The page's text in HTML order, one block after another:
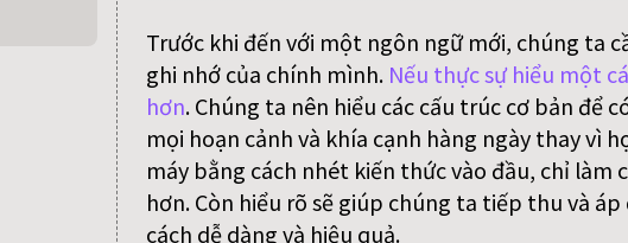
Trước khi đến với một ngôn ngữ mới, chúng ta
ghi nhớ của chính mình. Nếu thực sự hiểu một
hơn. Chúng ta nên hiểu các cấu trúc cơ bản để
mọi hoạn cảnh và khía cạnh hàng ngày thay vì
máy bằng cách nhét kiến thức vào đầu, chỉ làm
hơn. Còn hiểu rõ sẽ giúp chúng ta tiếp thu và
cách dễ dàng và hiệu quả.